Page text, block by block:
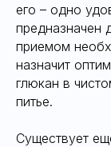
его – одно
предназначен
приемом
назначит
глюкан в
питье.
Существует